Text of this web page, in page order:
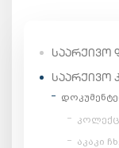
ᲡᲐᲐᲠᲥᲘᲕᲝ
ᲡᲐᲐᲠᲥᲘᲕᲝ
აკაკი